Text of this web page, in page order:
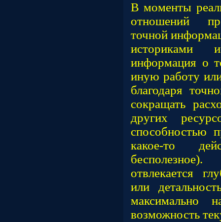
В моменты
отношений
точной
историками
информация о
иную работу
благодаря
сокращать
других
способностью
какое-то
отвлекается
или
максимально
возможность